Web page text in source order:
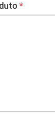
*